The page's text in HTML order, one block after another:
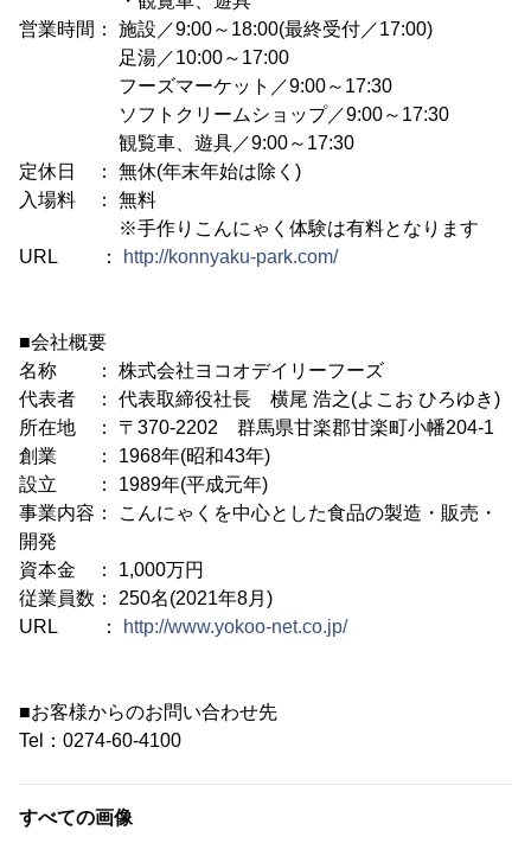
営業時間： 施設／9:00～18:00(最終受付／17:00)
足湯／10:00～17:00
フーズマーケット／9:00～17:30
ソフトクリームショップ／9:00～17:30
観覧車、遊具／9:00～17:30
定休日 ： 無休(年末年始は除く)
入場料 ： 無料
※手作りこんにゃく体験は有料となります
URL ：
http://konnyaku-park.com/
■会社概要
名称 ： 株式会社ヨコオデイリーフーズ
代表者 ： 代表取締役社長 横尾 浩之(よこお ひろゆき)
所在地 ： 〒370-2202 群馬県甘楽郡甘楽町小幡204-1
創業 ： 1968年(昭和43年)
設立 ： 1989年(平成元年)
事業内容： こんにゃくを中心とした食品の製造・販売・
開発
資本金 ： 1,000万円
従業員数： 250名(2021年8月)
URL ：
http://www.yokoo-net.co.jp/
■お客様からのお問い合わせ先
Tel：0274-60-4100
すべての画像